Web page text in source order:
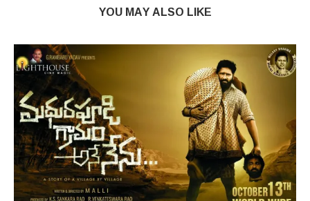
YOU MAY ALSO LIKE